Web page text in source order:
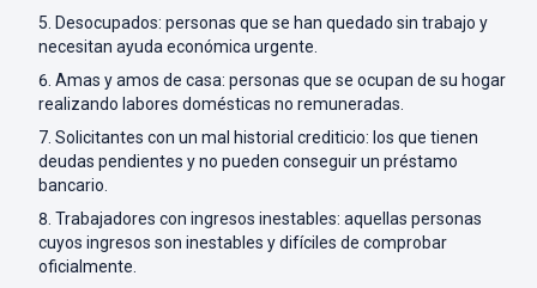
Desocupados: personas que se han quedado sin trabajo y
necesitan ayuda económica urgente.
Amas y amos de casa: personas que se ocupan de su hogar
realizando labores domésticas no remuneradas.
Solicitantes con un mal historial crediticio: los que tienen
deudas pendientes y no pueden conseguir un préstamo
bancario.
Trabajadores con ingresos inestables: aquellas personas
cuyos ingresos son inestables y difíciles de comprobar
oficialmente.